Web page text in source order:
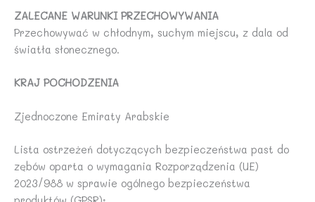
ZALECANE WARUNKI PRZECHOWYWANIA
Przechowywać w chłodnym, suchym miejscu, z dala od
światła słonecznego.
KRAJ POCHODZENIA
Zjednoczone Emiraty Arabskie
Lista ostrzeżeń dotyczących bezpieczeństwa past do
zębów oparta o wymagania Rozporządzenia (UE)
2023/988 w sprawie ogólnego bezpieczeństwa